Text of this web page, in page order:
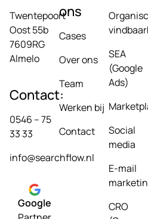
Twentepoort
Oost 55b
7609RG
Almelo
Contact:
0546 – 75
33 33
info@searchflow.nl
Google
ons
Cases
Over ons
Team
Werken bij
Contact
SEA
(Google
Ads)
Social
media
E-mail
CRO